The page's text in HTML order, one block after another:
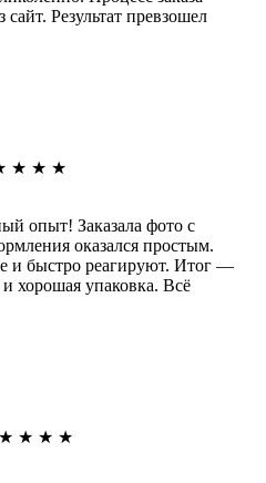
сайт. Результат превзошел
★ ★ ★
опыт! Заказала фото с
оказался простым.
и быстро реагируют. Итог —
и хорошая упаковка. Всё
★ ★ ★ ★